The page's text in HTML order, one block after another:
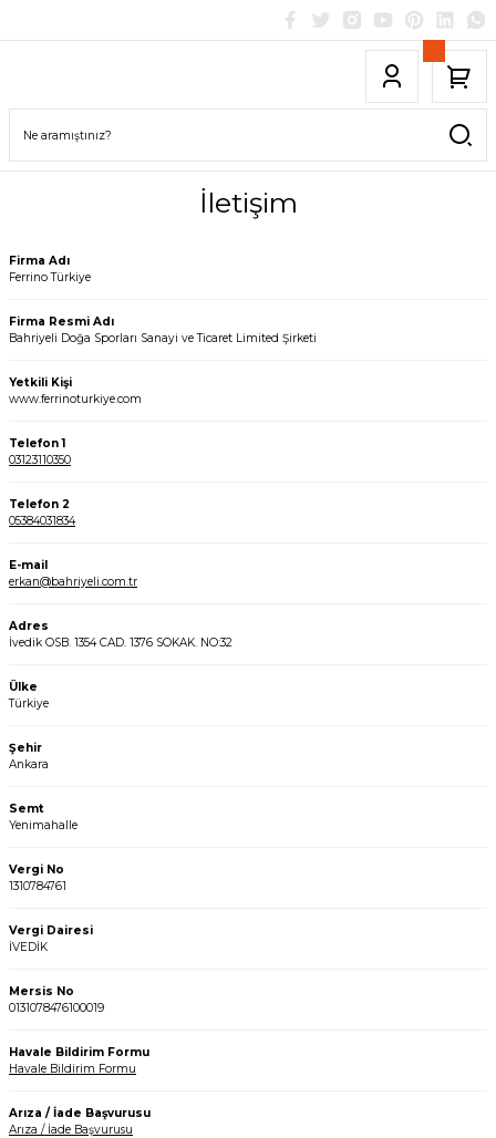
İletişim
Firma Adı
Ferrino Türkiye
Firma Resmi Adı
Bahriyeli Doğa Sporları Sanayi ve Ticaret Limited Şirketi
Yetkili Kişi
www.ferrinoturkiye.com
Telefon 1
03123110350
Telefon 2
05384031834
E-mail
erkan@bahriyeli.com.tr
Adres
İvedik OSB. 1354 CAD. 1376 SOKAK. NO:32
Ülke
Türkiye
Şehir
Ankara
Semt
Yenimahalle
Vergi No
1310784761
Vergi Dairesi
İVEDİK
Mersis No
0131078476100019
Havale Bildirim Formu
Havale Bildirim Formu
Arıza / İade Başvurusu
Arıza / İade Başvurusu